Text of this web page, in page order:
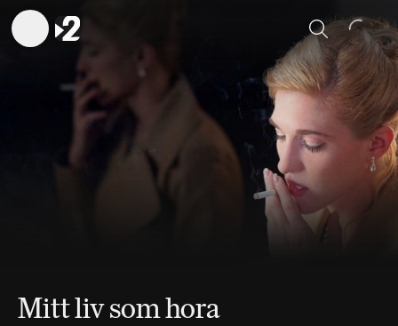
Sök
Mitt liv som hora